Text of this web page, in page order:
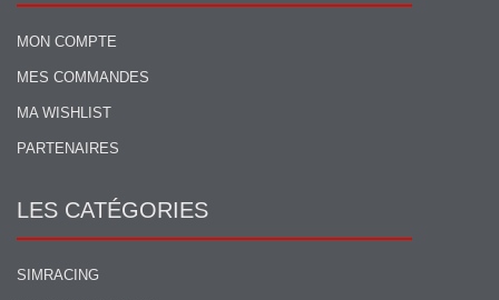
MON COMPTE
MES COMMANDES
MA WISHLIST
PARTENAIRES
LES CATÉGORIES
SIMRACING